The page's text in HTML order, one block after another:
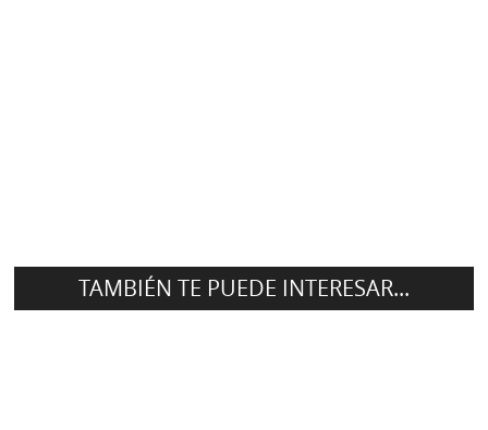
TAMBIÉN TE PUEDE INTERESAR...